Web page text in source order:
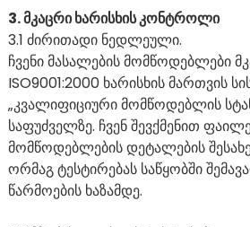
3. მკაცრი ხარისხის კონტროლი
3.1 ძირითადი ნედლეული.
ჩვენი მასალების მომწოდებლები
ISO9001:2000 ხარისხის მართვის
„კვალიფიციური მომწოდებლის
საფუძველზე. ჩვენ შევქმენით
მომწოდებლების დეტალების
ორმაგ ტესტირებას საწყობში
წარმოების ხაზამდე.